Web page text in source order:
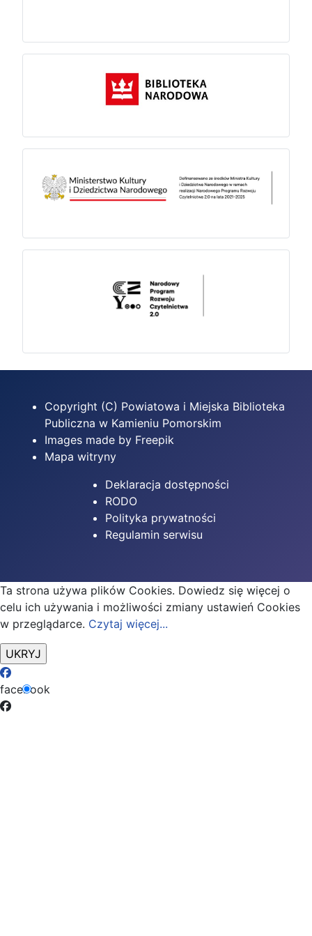
Copyright (C) Powiatowa i Miejska Biblioteka
Publiczna w Kamieniu Pomorskim
Images made by Freepik
Mapa witryny
Deklaracja dostępności
RODO
Polityka prywatności
Regulamin serwisu
Ta strona używa plików Cookies. Dowiedz się więcej o
celu ich używania i możliwości zmiany ustawień Cookies
w przeglądarce. Czytaj więcej...
facebook